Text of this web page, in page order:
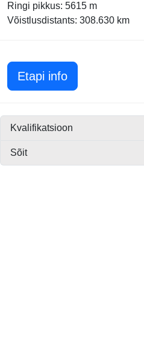
Ringi pikkus: 5615 m
Võistlusdistants: 308.630 km
Etapi infoKorea GP 2012
Kvalifikatsioon
Sõit